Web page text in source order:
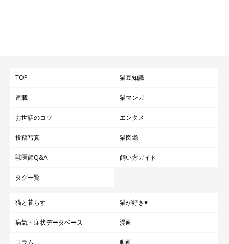
TOP 猫豆知識
連載 猫マンガ
お世話のコツ エンタメ
投稿写真 猫図鑑
獣医師Q&A 飼い方ガイド
タグ一覧
猫と暮らす 猫が好き♥
病気・症状データベース 漫画
コラム 動画